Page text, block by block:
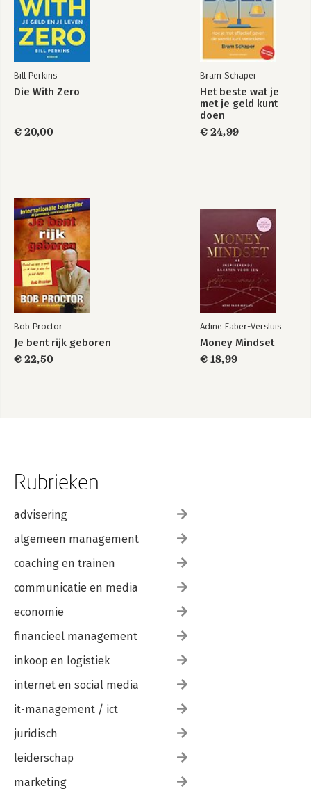
Bill Perkins
Die With Zero
€ 20,00
Bram Schaper
Het beste wat je
met je geld kunt
doen
€ 24,99
Bob Proctor
Je bent rijk geboren
€ 22,50
Adine Faber-Versluis
Money Mindset
€ 18,99
Rubrieken
advisering
algemeen management
coaching en trainen
communicatie en media
economie
financieel management
inkoop en logistiek
internet en social media
it-management / ict
juridisch
leiderschap
marketing